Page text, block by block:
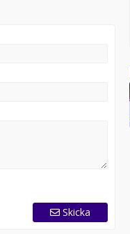
Skicka